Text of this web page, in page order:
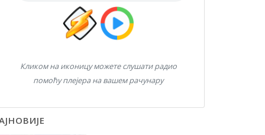
Кликом на иконицу можете слушати радио
помоћу плејера на вашем рачунару